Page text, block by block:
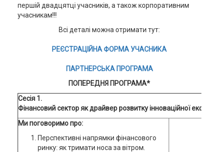
першій двадцятці учасників, а також корпоративним
учасникам!!!
Всі деталі можна отримати тут:
РЕЄСТРАЦІЙНАФОРМА УЧАСНИКА
ПАРТНЕРСЬКА ПРОГРАМА
ПОПЕРЕДНЯ ПРОГРАМА*
Сесія 1.
Фінансовий сектор як драйвер розвитку інноваційної
Ми поговоримо про:
Перспективні напрямки фінансового
ринку: як тримати носа за вітром.